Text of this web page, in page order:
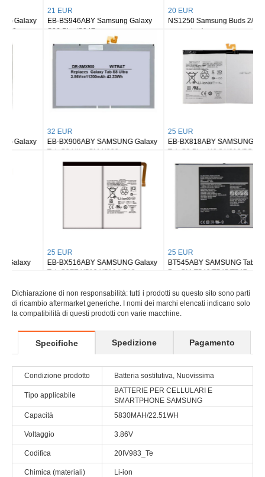
EB-BS946ABY Samsung Galaxy
S26 Plus/S947
NS1250 Samsung Buds 2/ buds 2
EB-BX906ABY SAMSUNG Galaxy
Tab S8 Ultra SM-X900
EB-BX818ABY SAMSUNG Galaxy
Tab S9 Plus Wi-fi X810/5G X816
EB-BX516ABY SAMSUNG Galaxy
Tab S9FE X510 X516 X518
BT545ABY SAMSUNG Tab Active
Pro SM-T540/T545/T547
Dichiarazione di non responsabilità: tutti i prodotti su questo sito sono parti
di ricambio aftermarket generiche. I nomi dei marchi elencati indicano solo
la compatibilità di questi prodotti con varie macchine.
Specifiche Spedizione Pagamento
Condizione prodotto Batteria sostitutiva, Nuovissima
Tipo applicabile
BATTERIE PER CELLULARI E
SMARTPHONE SAMSUNG
Capacità
5830MAH/22.51WH
Voltaggio 3.86V
Codifica 20IV983_Te
Chimica (materiali)
Li-ion